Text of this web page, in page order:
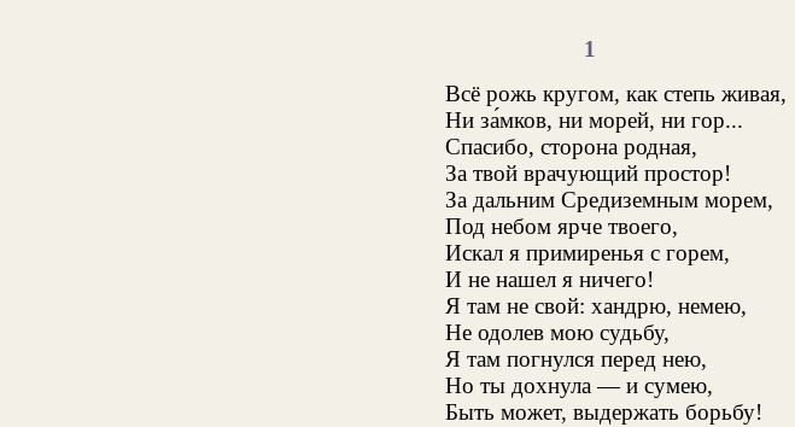
1
Всё рожь кругом, как степь живая,
Ни за́мков, ни морей, ни гор...
Спасибо, сторона родная,
За твой врачующий простор!
За дальним Средиземным морем,
Под небом ярче твоего,
Искал я примиренья с горем,
И не нашел я ничего!
Я там не свой: хандрю, немею,
Не одолев мою судьбу,
Я там погнулся перед нею,
Но ты дохнула — и сумею,
Быть может, выдержать борьбу!